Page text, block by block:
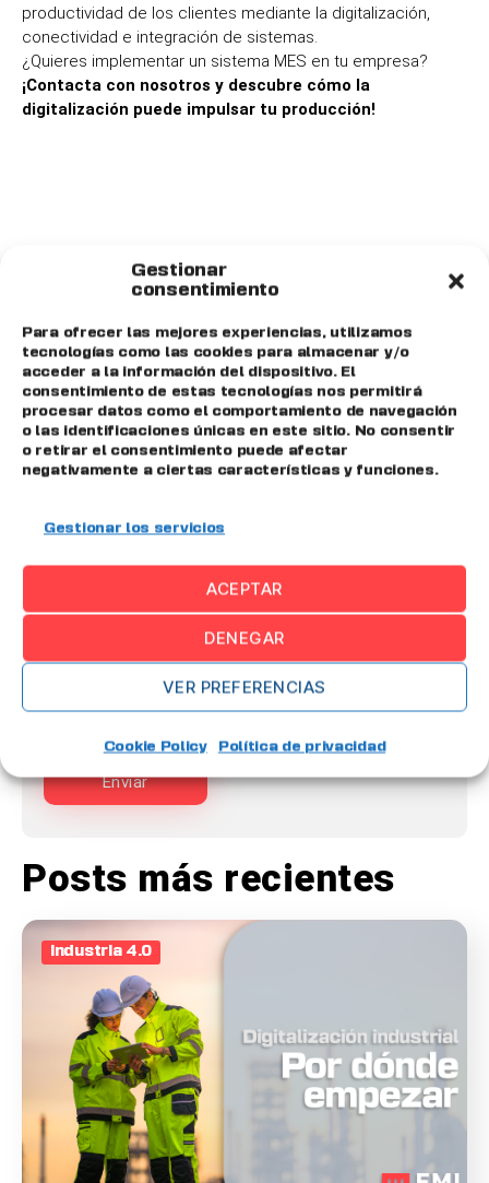
Gestionar
consentimiento
Para ofrecer las mejores experiencias, utilizamos
tecnologías como las cookies para almacenar y/o
acceder a la información del dispositivo. El
consentimiento de estas tecnologías nos permitirá
procesar datos como el comportamiento de navegación
o las identificaciones únicas en este sitio. No consentir
o retirar el consentimiento puede afectar
negativamente a ciertas características y funciones.
Gestionar los servicios
ACEPTAR
DENEGAR
VER PREFERENCIAS
Cookie Policy Política de privacidad
productividad de los clientes mediante la digitalización,
conectividad e integración de sistemas.
¿Quieres implementar un sistema MES en tu empresa?
¡Contacta con nosotros y descubre cómo la
digitalización puede impulsar tu producción!
¿En qué te podemos
ayudar?
Nombre y apellidos*
Posts más recientes
Industria 4.0